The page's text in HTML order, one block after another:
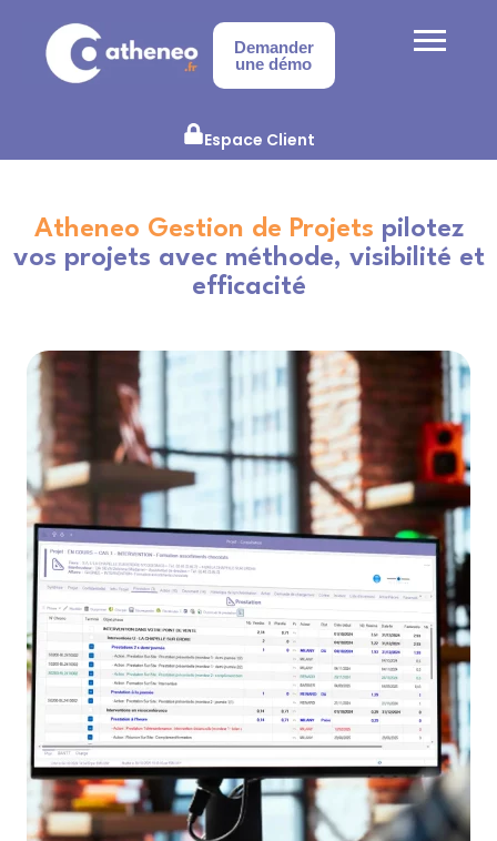
Demander
une démo
Espace Client
Atheneo Gestion de Projets pilotez
vos projets avec méthode, visibilité et
efficacité